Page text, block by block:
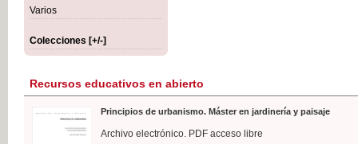
Varios
Colecciones [+/-]
Recursos educativos en abierto
Principios de urbanismo. Máster en jardinería y paisaje
Archivo electrónico. PDF acceso libre